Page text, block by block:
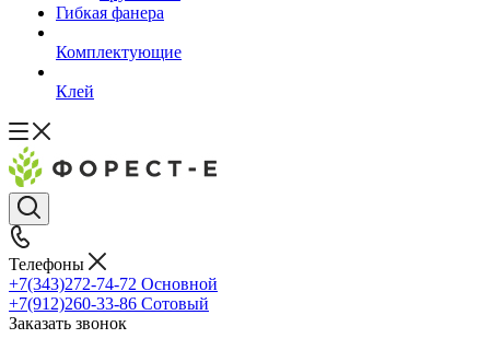
Гибкая фанера
Комплектующие
Клей
Телефоны
+7(343)272-74-72 Основной
+7(912)260-33-86 Сотовый
Заказать звонок